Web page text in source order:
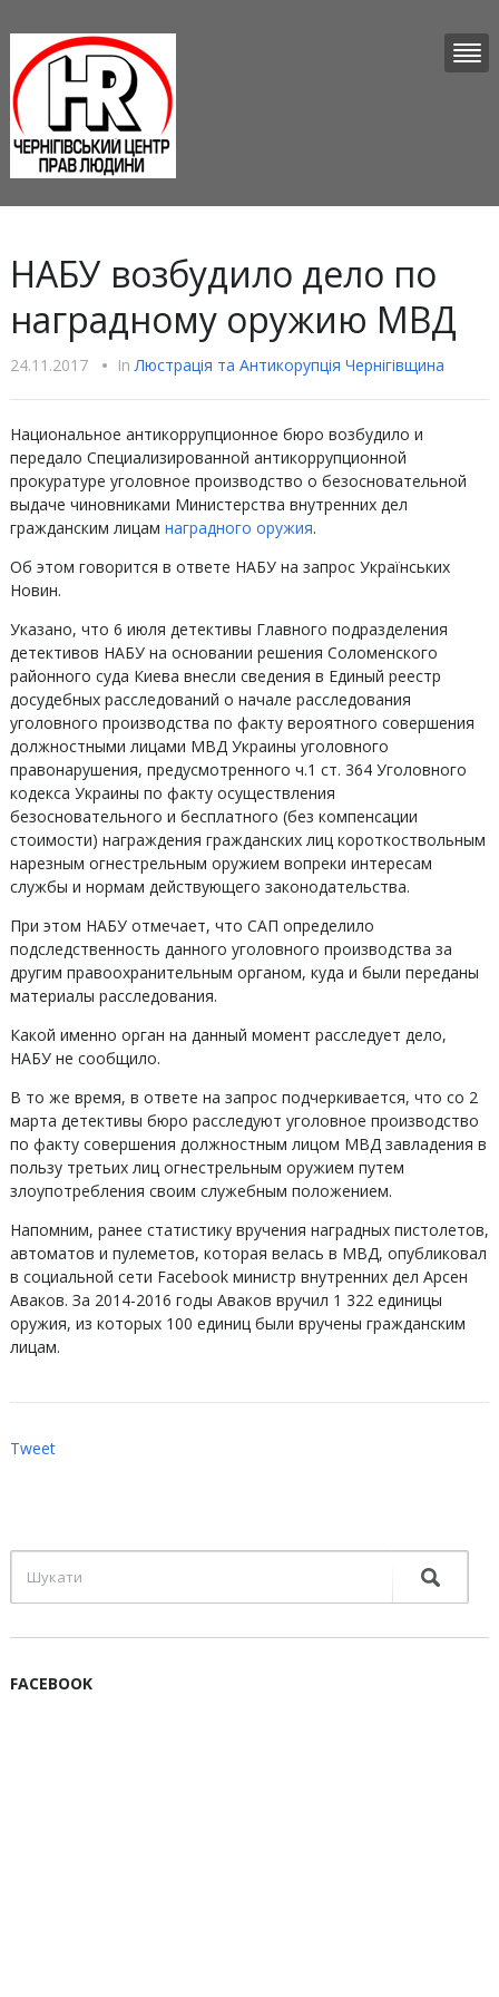
НАБУ возбудило дело по
наградному оружию МВД
24.11.2017 • InЛюстрацiя та Антикорупцiя Чернігівщина
Национальное антикоррупционное бюро возбудило и
передало Специализированной антикоррупционной
прокуратуре уголовное производство о безосновательной
выдаче чиновниками Министерства внутренних дел
гражданским лицам наградного оружия.
Об этом говорится в ответе НАБУ на запрос Українських
Новин.
Указано, что 6 июля детективы Главного подразделения
детективов НАБУ на основании решения Соломенского
районного суда Киева внесли сведения в Единый реестр
досудебных расследований о начале расследования
уголовного производства по факту вероятного совершения
должностными лицами МВД Украины уголовного
правонарушения, предусмотренного ч.1 ст. 364 Уголовного
кодекса Украины по факту осуществления
безосновательного и бесплатного (без компенсации
стоимости) награждения гражданских лиц короткоствольным
нарезным огнестрельным оружием вопреки интересам
службы и нормам действующего законодательства.
При этом НАБУ отмечает, что САП определило
подследственность данного уголовного производства за
другим правоохранительным органом, куда и были переданы
материалы расследования.
Какой именно орган на данный момент расследует дело,
НАБУ не сообщило.
В то же время, в ответе на запрос подчеркивается, что со 2
марта детективы бюро расследуют уголовное производство
по факту совершения должностным лицом МВД завладения в
пользу третьих лиц огнестрельным оружием путем
злоупотребления своим служебным положением.
Напомним, ранее статистику вручения наградных пистолетов,
автоматов и пулеметов, которая велась в МВД, опубликовал
в социальной сети Facebook министр внутренних дел Арсен
Аваков. За 2014-2016 годы Аваков вручил 1 322 единицы
оружия, из которых 100 единиц были вручены гражданским
лицам.
Tweet
FACEBOOK